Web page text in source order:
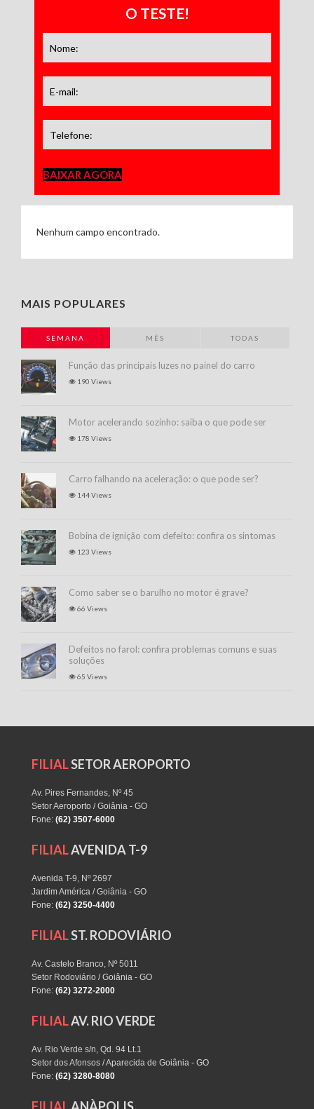
O TESTE!
BAIXAR AGORA
Nenhum campo encontrado.
MAIS POPULARES
SEMANA MÊS TODAS
Função das principais luzes no painel do carro
190 Views
Motor acelerando sozinho: saiba o que pode ser
178 Views
Carro falhando na aceleração: o que pode ser?
144 Views
Bobina de ignição com defeito: confira os sintomas
123 Views
Como saber se o barulho no motor é grave?
66 Views
Defeitos no farol: confira problemas comuns e suas
soluções
65 Views
FILIALSETOR AEROPORTO
Av. Pires Fernandes, Nº 45
Setor Aeroporto / Goiânia - GO
Fone: (62) 3507-6000
FILIALAVENIDA T-9
Avenida T-9, Nº 2697
Jardim América / Goiânia - GO
Fone: (62) 3250-4400
FILIALST. RODOVIÁRIO
Av. Castelo Branco, Nº 5011
Setor Rodoviário / Goiânia - GO
Fone: (62) 3272-2000
FILIALAV. RIO VERDE
Av. Rio Verde s/n, Qd. 94 Lt.1
Setor dos Afonsos / Aparecida de Goiânia - GO
Fone: (62) 3280-8080